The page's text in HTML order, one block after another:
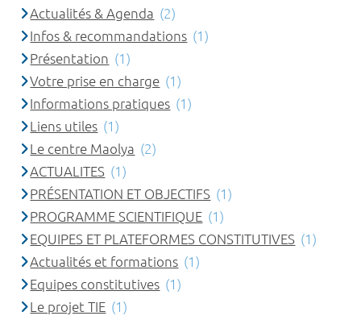
Actualités & Agenda (2)
Infos & recommandations (1)
Présentation (1)
Votre prise en charge (1)
Informations pratiques (1)
Liens utiles (1)
Le centre Maolya (2)
ACTUALITES (1)
PRÉSENTATION ET OBJECTIFS (1)
PROGRAMME SCIENTIFIQUE (1)
EQUIPES ET PLATEFORMES CONSTITUTIVES (1)
Actualités et formations (1)
Equipes constitutives (1)
Le projet TIE (1)